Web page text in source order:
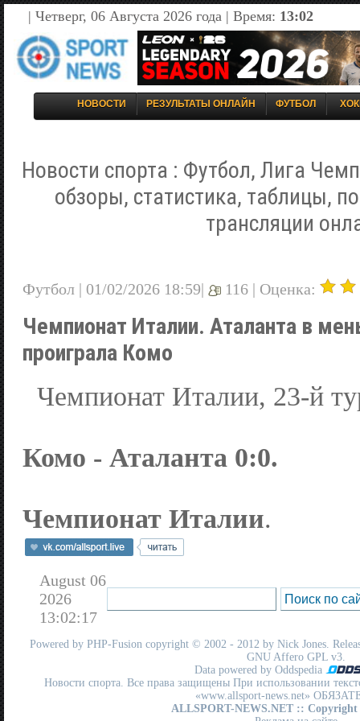
| Четверг, 06 Августа 2026 года | Время: 13:02
НОВОСТИ РЕЗУЛЬТАТЫ ОНЛАЙН ФУТБОЛ
Новости спорта : Футбол, Лига
обзоры, статистика, таблицы,
трансляции
Футбол | 01/02/2026 18:59| 116 | Оценка:
Чемпионат Италии. Аталанта в
проиграла Комо
Чемпионат Италии, 23-й
Комо - Аталанта 0:0.
Чемпионат Италии.
August 06
2026
13:02:17
Powered by PHP-Fusion copyright © 2002 - 2012 by Nick Jones.
GNU Affero GPL v3.
Data powered by Oddspedia
Новости спорта. Все права защищены При использовании
«www.allsport-news.net»
ALLSPORT-NEWS.NET :: Copyright